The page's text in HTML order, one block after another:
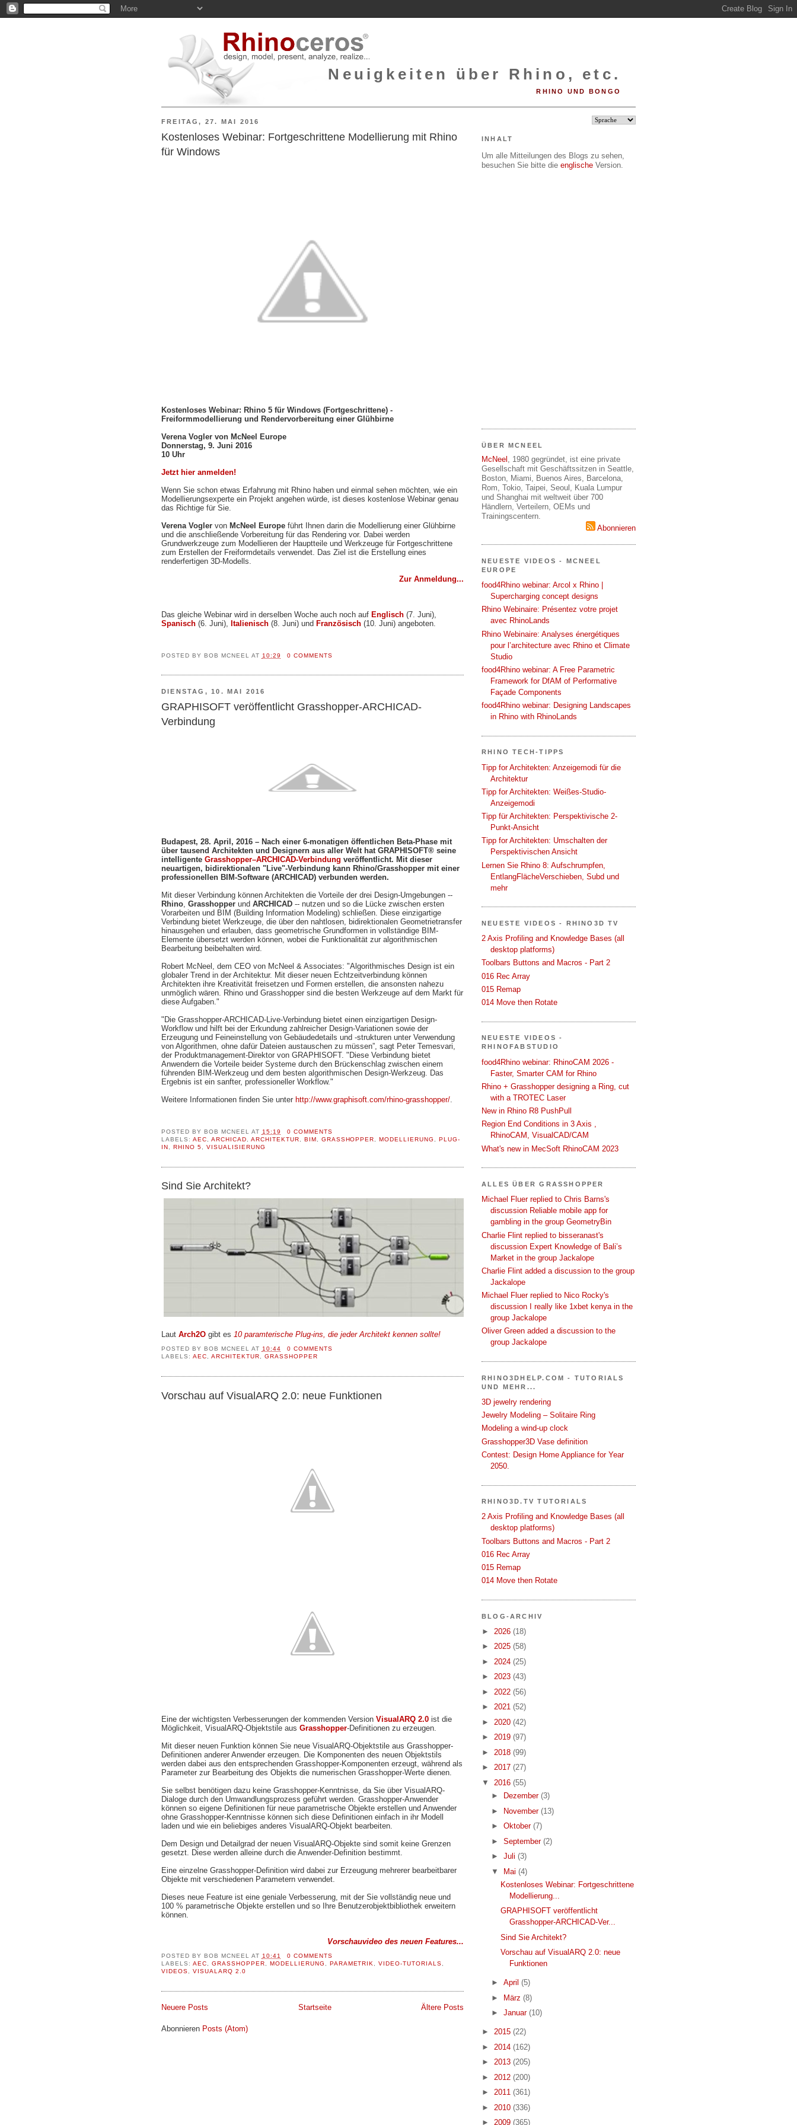
Neuigkeiten über Rhino, etc.
RHINO UND BONGO
FREITAG, 27. MAI 2016
Kostenloses Webinar: Fortgeschrittene Modellierung mit Rhino
für Windows
Kostenloses Webinar: Rhino 5 für Windows (Fortgeschrittene) -
Freiformmodellierung und Rendervorbereitung einer Glühbirne
Verena Vogler von McNeel Europe
Donnerstag, 9. Juni 2016
10 Uhr
Jetzt hier anmelden!
Wenn Sie schon etwas Erfahrung mit Rhino haben und einmal sehen möchten, wie ein
Modellierungsexperte ein Projekt angehen würde, ist dieses kostenlose Webinar genau
das Richtige für Sie.
Verena Vogler von McNeel Europe führt Ihnen darin die Modellierung einer Glühbirne
und die anschließende Vorbereitung für das Rendering vor. Dabei werden
Grundwerkzeuge zum Modellieren der Hauptteile und Werkzeuge für Fortgeschrittene
zum Erstellen der Freiformdetails verwendet. Das Ziel ist die Erstellung eines
renderfertigen 3D-Modells.
Zur Anmeldung...
Das gleiche Webinar wird in derselben Woche auch noch auf Englisch (7. Juni),
Spanisch (6. Juni), Italienisch (8. Juni) und Französisch (10. Juni) angeboten.
POSTED BY BOB MCNEEL AT 10:29 0 COMMENTS
DIENSTAG, 10. MAI 2016
GRAPHISOFT veröffentlicht Grasshopper-ARCHICAD-
Verbindung
Budapest, 28. April, 2016 – Nach einer 6-monatigen öffentlichen Beta-Phase mit
über tausend Architekten und Designern aus aller Welt hat GRAPHISOFT® seine
intelligente Grasshopper–ARCHICAD-Verbindung veröffentlicht. Mit dieser
neuartigen, bidirektionalen "Live"-Verbindung kann Rhino/Grasshopper mit einer
professionellen BIM-Software (ARCHICAD) verbunden werden.
Mit dieser Verbindung können Architekten die Vorteile der drei Design-Umgebungen --
Rhino, Grasshopper und ARCHICAD -- nutzen und so die Lücke zwischen ersten
Vorarbeiten und BIM (Building Information Modeling) schließen. Diese einzigartige
Verbindung bietet Werkzeuge, die über den nahtlosen, bidirektionalen Geometrietransfer
hinausgehen und erlauben, dass geometrische Grundformen in vollständige BIM-
Elemente übersetzt werden können, wobei die Funktionalität zur algorithmischen
Bearbeitung beibehalten wird.
Robert McNeel, dem CEO von McNeel & Associates: "Algorithmisches Design ist ein
globaler Trend in der Architektur. Mit dieser neuen Echtzeitverbindung können
Architekten ihre Kreativität freisetzen und Formen erstellen, die ansonsten nahezu
unmöglich wären. Rhino und Grasshopper sind die besten Werkzeuge auf dem Markt für
diese Aufgaben."
"Die Grasshopper-ARCHICAD-Live-Verbindung bietet einen einzigartigen Design-
Workflow und hilft bei der Erkundung zahlreicher Design-Variationen sowie der
Erzeugung und Feineinstellung von Gebäudedetails und -strukturen unter Verwendung
von Algorithmen, ohne dafür Dateien austauschen zu müssen”, sagt Peter Temesvari,
der Produktmanagement-Direktor von GRAPHISOFT. "Diese Verbindung bietet
Anwendern die Vorteile beider Systeme durch den Brückenschlag zwischen einem
führenden BIM-Werkzeug und dem besten algorithmischen Design-Werkzeug. Das
Ergebnis ist ein sanfter, professioneller Workflow."
Weitere Informationen finden Sie unter http://www.graphisoft.com/rhino-grasshopper/.
POSTED BY BOB MCNEEL AT 15:19
0 COMMENTS
LABELS: AEC ARCHICAD ARCHITEKTUR BIM GRASSHOPPER ,MODELLIERUNG ,PLUG-
IN
RHINO 5 VISUALISIERUNG
Sind Sie Architekt?
Laut Arch2O gibt es 10 paramterische Plug-ins, die jeder Architekt kennen sollte!
POSTED BY BOB MCNEEL AT 10:44
0 COMMENTS
LABELS: AEC ARCHITEKTUR GRASSHOPPER
Vorschau auf VisualARQ 2.0: neue Funktionen
Eine der wichtigsten Verbesserungen der kommenden Version VisualARQ 2.0 ist die
Möglichkeit, VisualARQ-Objektstile aus Grasshopper-Definitionen zu erzeugen.
Mit dieser neuen Funktion können Sie neue VisualARQ-Objektstile aus Grasshopper-
Definitionen anderer Anwender erzeugen. Die Komponenten des neuen Objektstils
werden dabei aus den entsprechenden Grasshopper-Komponenten erzeugt, während als
Parameter zur Bearbeitung des Objekts die numerischen Grasshopper-Werte dienen.
Sie selbst benötigen dazu keine Grasshopper-Kenntnisse, da Sie über VisualARQ-
Dialoge durch den Umwandlungsprozess geführt werden. Grasshopper-Anwender
können so eigene Definitionen für neue parametrische Objekte erstellen und Anwender
ohne Grasshopper-Kenntnisse können sich diese Definitionen einfach in ihr Modell
laden und wie ein beliebiges anderes VisualARQ-Objekt bearbeiten.
Dem Design und Detailgrad der neuen VisualARQ-Objekte sind somit keine Grenzen
gesetzt. Diese werden alleine durch die Anwender-Definition bestimmt.
Eine einzelne Grasshopper-Definition wird dabei zur Erzeugung mehrerer bearbeitbarer
Objekte mit verschiedenen Parametern verwendet.
Dieses neue Feature ist eine geniale Verbesserung, mit der Sie vollständig neue und
100 % parametrische Objekte erstellen und so Ihre Benutzerobjektbibliothek erweitern
können.
Vorschauvideo des neuen Features...
POSTED BY BOB MCNEEL AT 10:41
0 COMMENTS
LABELS: AEC GRASSHOPPER MODELLIERUNG PARAMETRIK ,VIDEO-TUTORIALS
VIDEOS
VISUALARQ 2.0
Neuere Posts Ältere Posts
Startseite
Abonnieren Posts (Atom)
INHALT
Um alle Mitteilungen des Blogs zu sehen,
besuchen Sie bitte die englische Version.
ÜBER MCNEEL
McNeel
, 1980 gegründet, ist eine private
Gesellschaft mit Geschäftssitzen in Seattle,
Boston, Miami, Buenos Aires, Barcelona,
Rom, Tokio, Taipei, Seoul, Kuala Lumpur
und Shanghai mit weltweit über 700
Händlern, Verteilern, OEMs und
Trainingscentern.
Abonnieren
NEUESTE VIDEOS - MCNEEL
EUROPE
food4Rhino webinar: Arcol x Rhino |
Supercharging concept designs
Rhino Webinaire: Présentez votre projet
avec RhinoLands
Rhino Webinaire: Analyses énergétiques
pour l’architecture avec Rhino et Climate
Studio
food4Rhino webinar: A Free Parametric
Framework for DfAM of Performative
Façade Components
food4Rhino webinar: Designing Landscapes
in Rhino with RhinoLands
RHINO TECH-TIPPS
Tipp for Architekten: Anzeigemodi für die
Architektur
Tipp for Architekten: Weißes-Studio-
Anzeigemodi
Tipp für Architekten: Perspektivische 2-
Punkt-Ansicht
Tipp for Architekten: Umschalten der
Perspektivischen Ansicht
Lernen Sie Rhino 8: Aufschrumpfen,
EntlangFlächeVerschieben, Subd und
mehr
NEUESTE VIDEOS - RHINO3D TV
2 Axis Profiling and Knowledge Bases (all
desktop platforms)
Toolbars Buttons and Macros - Part 2
016 Rec Array
015 Remap
014 Move then Rotate
NEUESTE VIDEOS -
RHINOFABSTUDIO
food4Rhino webinar: RhinoCAM 2026 -
Faster, Smarter CAM for Rhino
Rhino + Grasshopper designing a Ring, cut
with a TROTEC Laser
New in Rhino R8 PushPull
Region End Conditions in 3 Axis ,
RhinoCAM, VisualCAD/CAM
What's new in MecSoft RhinoCAM 2023
ALLES ÜBER GRASSHOPPER
Michael Fluer replied to Chris Barns's
discussion Reliable mobile app for
gambling in the group GeometryBin
Charlie Flint replied to bisseranast's
discussion Expert Knowledge of Bali’s
Market in the group Jackalope
Charlie Flint added a discussion to the group
Jackalope
Michael Fluer replied to Nico Rocky's
discussion I really like 1xbet kenya in the
group Jackalope
Oliver Green added a discussion to the
group Jackalope
RHINO3DHELP.COM - TUTORIALS
UND MEHR...
3D jewelry rendering
Jewelry Modeling – Solitaire Ring
Modeling a wind-up clock
Grasshopper3D Vase definition
Contest: Design Home Appliance for Year
2050.
RHINO3D.TV TUTORIALS
2 Axis Profiling and Knowledge Bases (all
desktop platforms)
Toolbars Buttons and Macros - Part 2
016 Rec Array
015 Remap
014 Move then Rotate
BLOG-ARCHIV
► 2026 (18)
► 2025 (58)
► 2024 (25)
► 2023 (43)
► 2022 (56)
► 2021 (52)
► 2020 (42)
► 2019 (97)
► 2018 (99)
► 2017 (27)
▼ 2016 (55)
►
Dezember (3)
► November (13)
► Oktober (7)
► September (2)
► Juli (3)
▼ Mai (4)
Kostenloses Webinar: Fortgeschrittene
Modellierung...
GRAPHISOFT veröffentlicht
Grasshopper-ARCHICAD-Ver...
Sind Sie Architekt?
Vorschau auf VisualARQ 2.0: neue
Funktionen
► April (5)
►
März (8)
► Januar (10)
► 2015 (22)
► 2014 (162)
► 2013 (205)
► 2012 (200)
► 2011 (361)
► 2010 (336)
► 2009 (365)